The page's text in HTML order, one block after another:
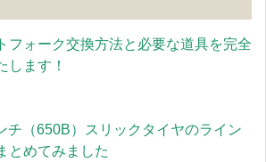
フォーク交換方法と必要な道具を完全
します！
チ（650B）スリックタイヤのライン
とめてみました